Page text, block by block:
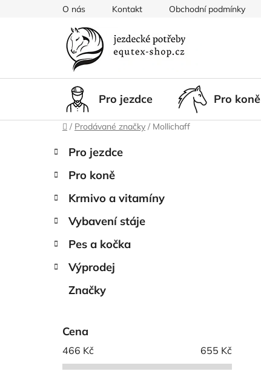
O nás Kontakt Obchodní podmínky
Pro jezdce Pro koně
Domů
/ Prodávané značky / Mollichaff
P
s
t
a
n
Přeskočit
kategorie
K
a
g
e
Pro jezdce
Pro koně
Krmivo a vitamíny
Vybavení stáje
Pes a kočka
Výprodej
Značky
Cena
466 Kč 655 Kč